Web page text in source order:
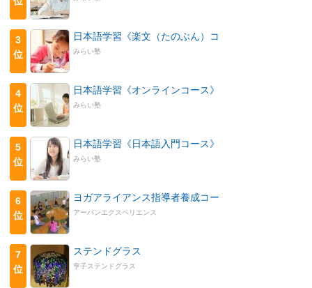
3
位
日本語学習《楽文（たのぶん）コ
みらい塾
4
位
日本語学習《オンラインコース》
みらい塾
5
位
日本語学習《日本語入門コース》
みらい塾
6
位
ヨガアライアンス指導者養成コー
アーバンエクスペリエンス
7
位
ステンドグラス
亨子ステンドグラス